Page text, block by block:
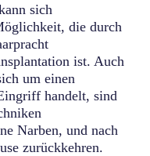
sich
die durch
ist. Auch
um einen
handelt, sind
Narben, und nach
zurückkehren.